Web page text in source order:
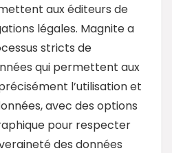
aux éditeurs de
légales. Magnite a
stricts de
qui permettent aux
l’utilisation et
avec des options
pour respecter
des données